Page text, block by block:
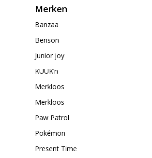
Merken
Banzaa
Benson
Junior joy
KUUK’n
Merkloos
Merkloos
Paw Patrol
Pokémon
Present Time